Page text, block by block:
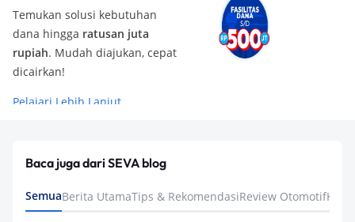
Temukan solusi kebutuhan
dana hingga ratusan juta
rupiah. Mudah diajukan, cepat
dicairkan!
Pelajari Lebih Lanjut
Baca juga dari SEVA blog
SemuaBerita UtamaTips & RekomendasiReview Otomotif